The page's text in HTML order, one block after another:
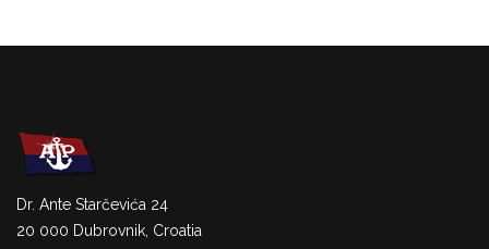
Dr. Ante Starčevića 24
20 000 Dubrovnik, Croatia